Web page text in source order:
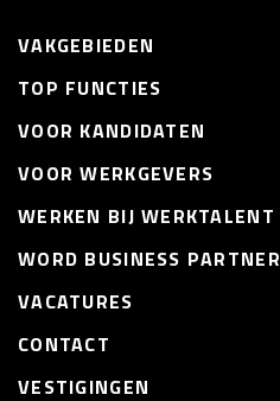
VAKGEBIEDEN
TOP FUNCTIES
VOOR KANDIDATEN
VOOR WERKGEVERS
WERKEN BIJ WERKTALENT
WORD BUSINESS PARTNER
VACATURES
CONTACT
VESTIGINGEN